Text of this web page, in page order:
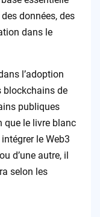
données, des
dans le
l’adoption
blockchains de
publiques
que le livre blanc
le Web3
d’une autre, il
selon les